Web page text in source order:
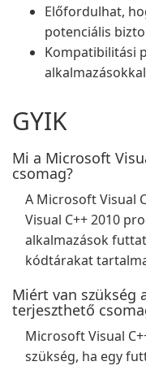
Előfordulhat,
potenciális
Kompatibilitási
alkalmazásokkal
GYIK
Mi a Microsoft
csomag?
A Microsoft Visual
Visual C++ 2010
alkalmazások
kódtárakat
Miért van szükség
terjeszthető
Microsoft Visual
szükség, ha egy